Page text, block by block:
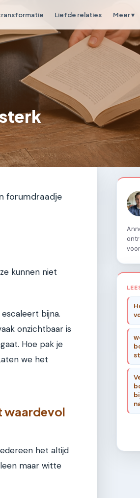
Liefde relaties Meer ▾
forumdraadje
kunnen niet
bijna.
onzichtbaar is
Hoe pak je
we het
waardevol
het altijd
maar witte